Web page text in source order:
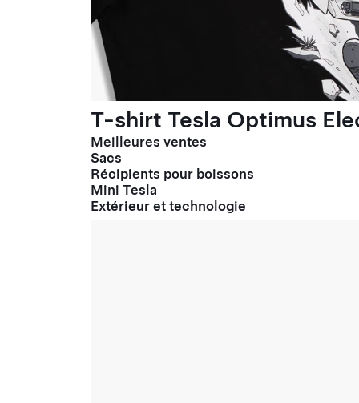
T-shirt Tesla Optimus
Meilleures ventes
Sacs
Récipients pour boissons
Mini Tesla
Extérieur et technologie